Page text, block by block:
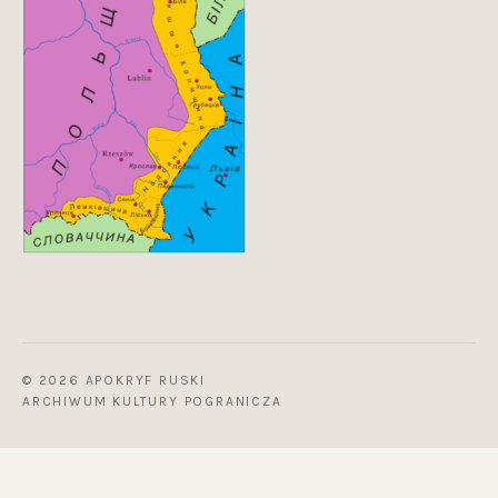
© 2026 APOKRYF RUSKI
ARCHIWUM KULTURY POGRANICZA